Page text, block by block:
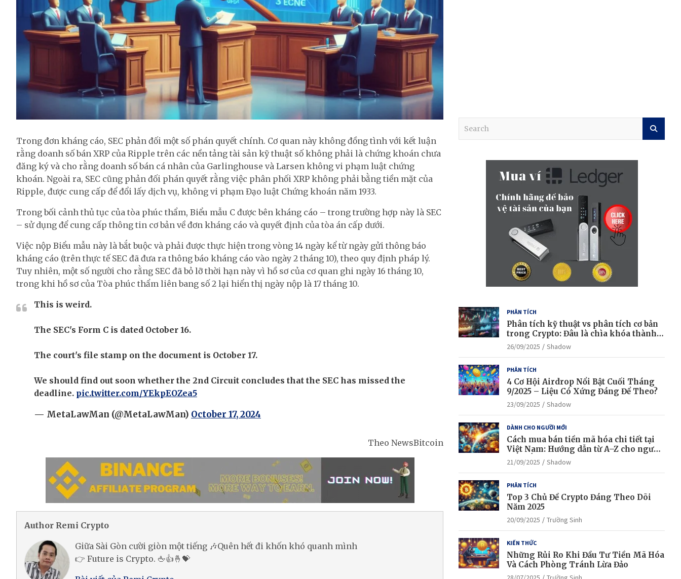
Trong đơn kháng cáo, SEC phản đối một số phán quyết chính. Cơ quan này không đồng tình với kết luận
rằng doanh số bán XRP của Ripple trên các nền tảng tài sản kỹ thuật số không phải là chứng khoán chưa
đăng ký và cho rằng doanh số bán cá nhân của Garlinghouse và Larsen không vi phạm luật chứng
khoán. Ngoài ra, SEC cũng phản đối phán quyết rằng việc phân phối XRP không phải bằng tiền mặt của
Ripple, được cung cấp để đổi lấy dịch vụ, không vi phạm Đạo luật Chứng khoán năm 1933.
Trong bối cảnh thủ tục của tòa phúc thẩm, Biểu mẫu C được bên kháng cáo – trong trường hợp này là SEC
– sử dụng để cung cấp thông tin cơ bản về đơn kháng cáo và quyết định của tòa án cấp dưới.
Việc nộp Biểu mẫu này là bắt buộc và phải được thực hiện trong vòng 14 ngày kể từ ngày gửi thông báo
kháng cáo (trên thực tế SEC đã đưa ra thông báo kháng cáo vào ngày 2 tháng 10), theo quy định pháp lý.
Tuy nhiên, một số người cho rằng SEC đã bỏ lỡ thời hạn này vì hồ sơ của cơ quan ghi ngày 16 tháng 10,
trong khi hồ sơ của Tòa phúc thẩm liên bang số 2 lại hiển thị ngày nộp là 17 tháng 10.
This is weird.
The SEC's Form C is dated October 16.
The court's file stamp on the document is October 17.
We should find out soon whether the 2nd Circuit concludes that the SEC has missed the
deadline. pic.twitter.com/YEkpEOZea5
— MetaLawMan (@MetaLawMan) October 17, 2024
Theo NewsBitcoin
Author Remi Crypto
Giữa Sài Gòn cười giòn một tiếng 🎶Quên hết đi khốn khó quanh mình
👉 Future is Crypto. 🖕👍🤞💝
PHÂN TÍCH
Phân tích kỹ thuật vs phân tích cơ bản
trong Crypto: Đâu là chìa khóa thành
công?
26/09/2025 Shadow
PHÂN TÍCH
4 Cơ Hội Airdrop Nổi Bật Cuối Tháng
9/2025 – Liệu Có Xứng Đáng Để Theo?
23/09/2025 Shadow
DÀNH CHO NGƯỜI MỚI
Cách mua bán tiền mã hóa chi tiết tại
Việt Nam: Hướng dẫn từ A–Z cho người
mới bắt đầu
21/09/2025 Shadow
PHÂN TÍCH
Top 3 Chủ Đề Crypto Đáng Theo Dõi
Năm 2025
20/09/2025 Trường Sinh
KIẾN THỨC
Những Rủi Ro Khi Đầu Tư Tiền Mã Hóa
Và Cách Phòng Tránh Lừa Đảo